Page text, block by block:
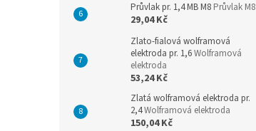
Průvlak pr. 1,4 MB M8 Průvlak M8
29,04 Kč
Zlato-fialová wolframová
elektroda pr. 1,6Wolframová
elektroda
53,24 Kč
Zlatá wolframová elektroda pr.
2,4Wolframová elektroda
150,04 Kč